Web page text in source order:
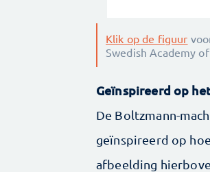
Klik op de figuur
Swedish Academy
Geïnspireerd op
De Boltzmann-
geïnspireerd op
afbeelding